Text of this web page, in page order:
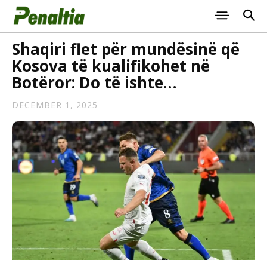
Shaqiri flet për mundësinë që
Kosova të kualifikohet në
Botëror: Do të ishte…
DECEMBER 1, 2025